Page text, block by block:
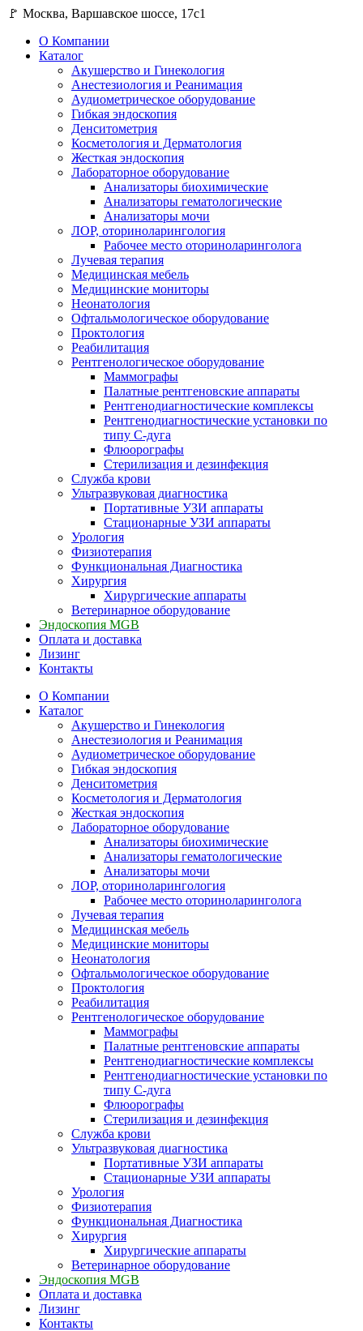
🚩 Москва, Варшавское шоссе, 17с1
О Компании
Каталог
Акушерство и Гинекология
Анестезиология и Реанимация
Аудиометрическое оборудование
Гибкая эндоскопия
Денситометрия
Косметология и Дерматология
Жесткая эндоскопия
Лабораторное оборудование
Анализаторы биохимические
Анализаторы гематологические
Анализаторы мочи
ЛОР, оториноларингология
Рабочее место оториноларинголога
Лучевая терапия
Медицинская мебель
Медицинские мониторы
Неонатология
Офтальмологическое оборудование
Проктология
Реабилитация
Рентгенологическое оборудование
Маммографы
Палатные рентгеновские аппараты
Рентгенодиагностические комплексы
Рентгенодиагностические установки по
типу С-дуга
Флюорографы
Стерилизация и дезинфекция
Служба крови
Ультразвуковая диагностика
Портативные УЗИ аппараты
Стационарные УЗИ аппараты
Урология
Физиотерапия
Функциональная Диагностика
Хирургия
Хирургические аппараты
Ветеринарное оборудование
Эндоскопия MGB
Оплата и доставка
Лизинг
Контакты
О Компании
Каталог
Акушерство и Гинекология
Анестезиология и Реанимация
Аудиометрическое оборудование
Гибкая эндоскопия
Денситометрия
Косметология и Дерматология
Жесткая эндоскопия
Лабораторное оборудование
Анализаторы биохимические
Анализаторы гематологические
Анализаторы мочи
ЛОР, оториноларингология
Рабочее место оториноларинголога
Лучевая терапия
Медицинская мебель
Медицинские мониторы
Неонатология
Офтальмологическое оборудование
Проктология
Реабилитация
Рентгенологическое оборудование
Маммографы
Палатные рентгеновские аппараты
Рентгенодиагностические комплексы
Рентгенодиагностические установки по
типу С-дуга
Флюорографы
Стерилизация и дезинфекция
Служба крови
Ультразвуковая диагностика
Портативные УЗИ аппараты
Стационарные УЗИ аппараты
Урология
Физиотерапия
Функциональная Диагностика
Хирургия
Хирургические аппараты
Ветеринарное оборудование
Эндоскопия MGB
Оплата и доставка
Лизинг
Контакты